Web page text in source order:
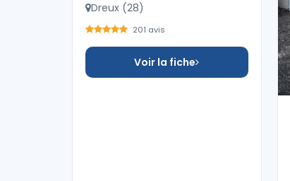
Dreux (28)
201 avis
Voir la fiche